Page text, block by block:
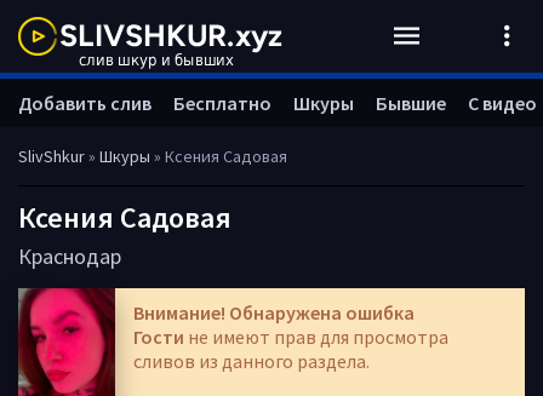
SlivShkur» Шкуры » Ксения Садовая
Ксения Садовая
Краснодар
Внимание! Обнаружена ошибка
Гости не имеют прав для просмотра
сливов из данного раздела.
Добавить слив Бесплатно Шкуры Бывшие С видео